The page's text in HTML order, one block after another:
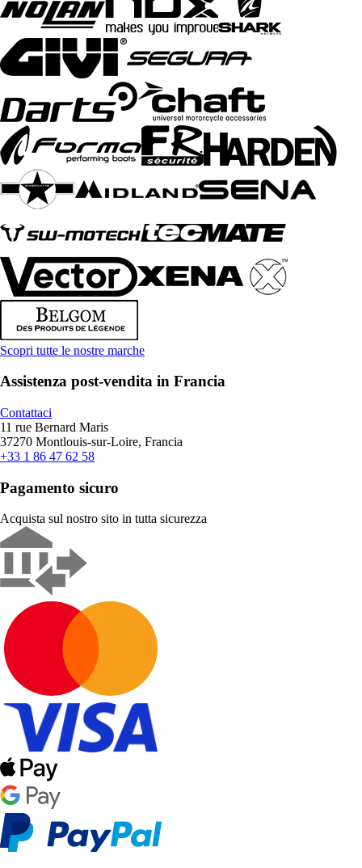
Scopri tutte le nostre marche
Assistenza post-vendita in Francia
Contattaci
11 rue Bernard Maris
37270 Montlouis-sur-Loire, Francia
+33 1 86 47 62 58
Pagamento sicuro
Acquista sul nostro sito in tutta sicurezza